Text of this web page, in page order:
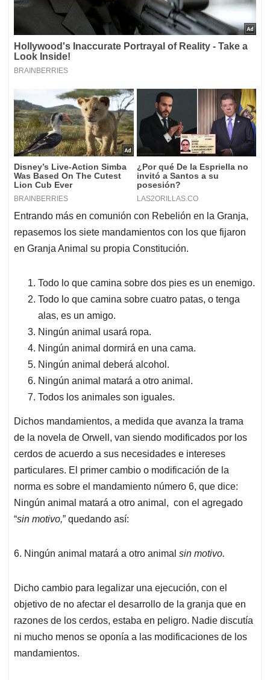
Entrando más en comunión con Rebelión en la Granja,
repasemos los siete mandamientos con los que fijaron
en Granja Animal su propia Constitución.
Todo lo que camina sobre dos pies es un enemigo.
Todo lo que camina sobre cuatro patas, o tenga
alas, es un amigo.
Ningún animal usará ropa.
Ningún animal dormirá en una cama.
Ningún animal deberá alcohol.
Ningún animal matará a otro animal.
Todos los animales son iguales.
Dichos mandamientos, a medida que avanza la trama
de la novela de Orwell, van siendo modificados por los
cerdos de acuerdo a sus necesidades e intereses
particulares. El primer cambio o modificación de la
norma es sobre el mandamiento número 6, que dice:
Ningún animal matará a otro animal, con el agregado
“sin motivo,” quedando así:
6. Ningún animal matará a otro animal sin motivo.
Dicho cambio para legalizar una ejecución, con el
objetivo de no afectar el desarrollo de la granja que en
razones de los cerdos, estaba en peligro. Nadie discutía
ni mucho menos se oponía a las modificaciones de los
mandamientos.